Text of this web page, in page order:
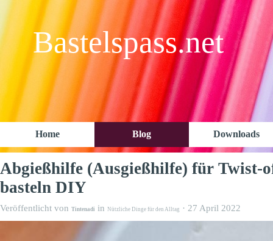
Diese Seite
Home Blog Downloads
Bastelspass.net
Abgießhilfe (Ausgießhilfe) für Twist-
basteln DIY
Veröffentlicht von Tintenadi in Nützliche Dinge für den Alltag · 27 April 2022